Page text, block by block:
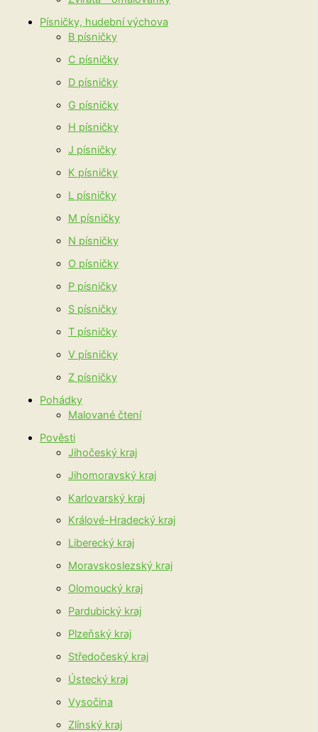
Písničky, hudební výchova
B písničky
C písničky
D písničky
G písničky
H písničky
J písničky
K písničky
L písničky
M písničky
N písničky
O písničky
P písničky
S písničky
T písničky
V písničky
Z písničky
Pohádky
Malované čtení
Pověsti
Jihočeský kraj
Jihomoravský kraj
Karlovarský kraj
Králové-Hradecký kraj
Liberecký kraj
Moravskoslezský kraj
Olomoucký kraj
Pardubický kraj
Plzeňský kraj
Středočeský kraj
Ústecký kraj
Vysočina
Zlínský kraj